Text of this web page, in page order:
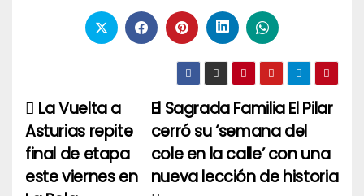
Navegación
de
entradas
El Sagrada Familia El Pilar
cerró su ‘semana del
cole en la calle’ con una
nueva lección de historia
La Vuelta a
Asturias repite
final de etapa
este viernes en